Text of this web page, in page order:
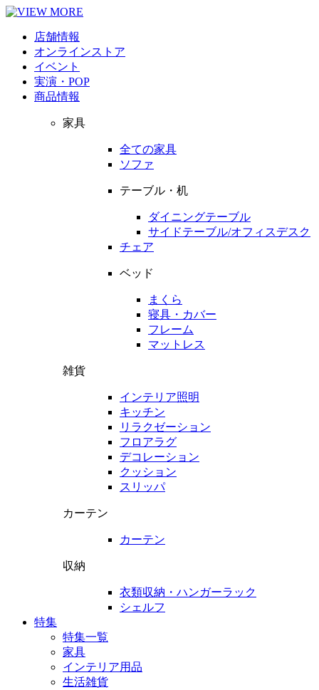
店舗情報
オンラインストア
イベント
実演・POP
商品情報
家具
全ての家具
ソファ
テーブル・机
ダイニングテーブル
サイドテーブル/オフィスデスク
チェア
ベッド
まくら
寝具・カバー
フレーム
マットレス
雑貨
インテリア照明
キッチン
リラクゼーション
フロアラグ
デコレーション
クッション
スリッパ
カーテン
カーテン
収納
衣類収納・ハンガーラック
シェルフ
特集
特集一覧
家具
インテリア用品
生活雑貨